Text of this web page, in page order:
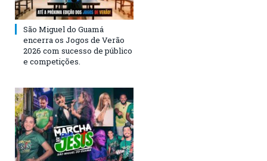
São Miguel do Guamá
encerra os Jogos de Verão
2026 com sucesso de público
e competições.